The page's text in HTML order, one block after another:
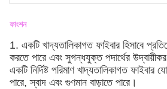
ফাংশন
1. একটি খাদ্যতালিকাগত ফাইবার হিসাবে
করতে পারে এবং সুগন্ধযুক্ত পদার্থের
একটি নির্দিষ্ট পরিমাণ খাদ্যতালিকাগত
পারে, স্বাদ এবং গুণমান বাড়াতে পারে।